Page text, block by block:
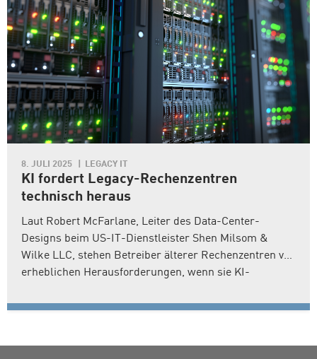
8. JULI 2025 LEGACY IT
KI fordert Legacy-Rechenzentren
technisch heraus
Laut Robert McFarlane, Leiter des Data-Center-
Designs beim US-IT-Dienstleister Shen Milsom &
Wilke LLC, stehen Betreiber älterer Rechenzentren vor
erheblichen Herausforderungen, wenn sie KI-
Beitrag für "ComputerWeekly" beschreibt der Experte,